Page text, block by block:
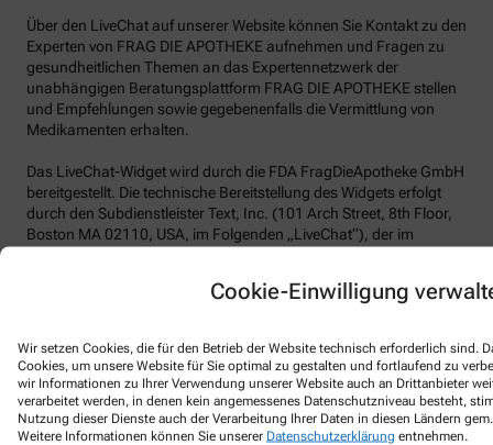
Cookie-Einwilligung
Wir setzen Cookies, die für den Betrieb der Website technisch erforderlich sind.
Cookies, um unsere Website für Sie optimal zu gestalten und fortlaufend zu
wir Informationen zu Ihrer Verwendung unserer Website auch an Drittanbieter
verarbeitet werden, in denen kein angemessenes Datenschutzniveau besteht,
Nutzung dieser Dienste auch der Verarbeitung Ihrer Daten in diesen Ländern
Weitere Informationen können Sie unserer Datenschutzerklärung entnehmen.
Über den LiveChat auf unserer Website können Sie Kontakt zu den
Experten von FRAG DIE APOTHEKE aufnehmen und Fragen zu
gesundheitlichen Themen an das Expertennetzwerk der
unabhängigen Beratungsplattform FRAG DIE APOTHEKE stellen
und Empfehlungen sowie gegebenenfalls die Vermittlung von
Medikamenten erhalten.
Das LiveChat-Widget wird durch die FDA FragDieApotheke GmbH
bereitgestellt. Die technische Bereitstellung des Widgets erfolgt
durch den Subdienstleister Text, Inc. (101 Arch Street, 8th Floor,
Boston MA 02110, USA, im Folgenden „LiveChat“), der im
Bezeichnung des
Dienstes
Funktion Anbieter Laufzeit
lc_cid Customer ID LiveChat 2 Jahre